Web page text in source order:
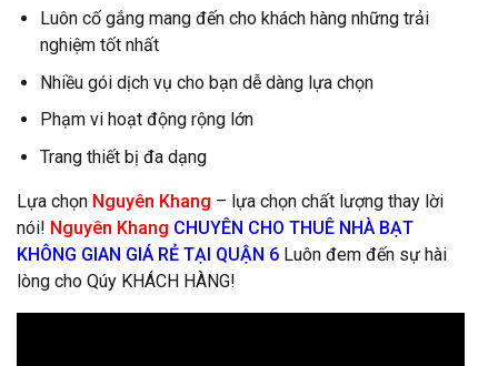
Luôn cố gắng mang đến cho khách hàng những trải
nghiệm tốt nhất
Nhiều gói dịch vụ cho bạn dễ dàng lựa chọn
Phạm vi hoạt động rộng lớn
Trang thiết bị đa dạng
Lựa chọn Nguyên Khang – lựa chọn chất lượng thay lời
nói! Nguyên Khang CHUYÊN CHO THUÊ NHÀ BẠT
KHÔNG GIAN GIÁ RẺ TẠI QUẬN 6 Luôn đem đến sự hài
lòng cho Qúy KHÁCH HÀNG!